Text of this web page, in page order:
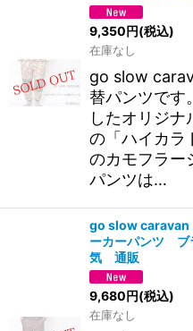
9,350円(税込)
在庫なし
go slow
替パンツです
したオリジナ
の「ハイカラ
のカモフラー
パンツは…
go slow caravan
ーカーパンツ ブ
気 通販
9,680円(税込)
在庫なし